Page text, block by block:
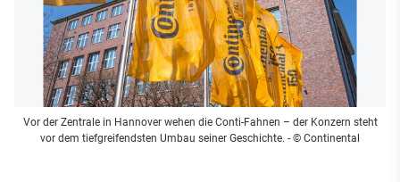
Vor der Zentrale in Hannover wehen die Conti-Fahnen – der Konzern steht
vor dem tiefgreifendsten Umbau seiner Geschichte. - © Continental